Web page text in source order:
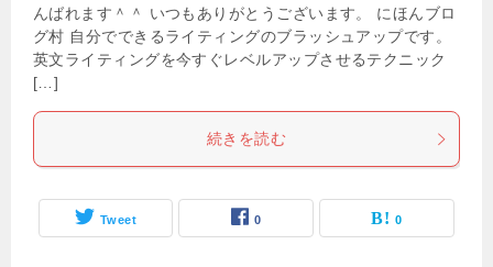
んばれます＾＾ いつもありがとうございます。 にほんブロ
グ村 自分でできるライティングのブラッシュアップです。
英文ライティングを今すぐレベルアップさせるテクニック
[…]
続きを読む
Tweet 0 0